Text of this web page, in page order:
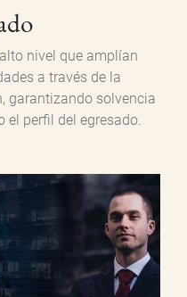
nivel que amplían
a través de la
garantizando solvencia
el perfil del egresado.